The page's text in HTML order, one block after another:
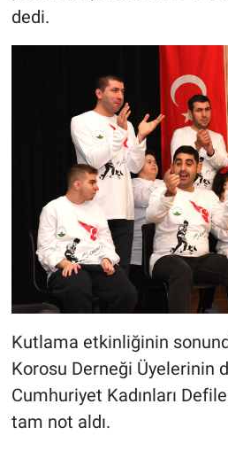
dedi.
Kutlama etkinliğinin
Korosu Derneği Üyelerinin
Cumhuriyet Kadınları
tam not aldı.